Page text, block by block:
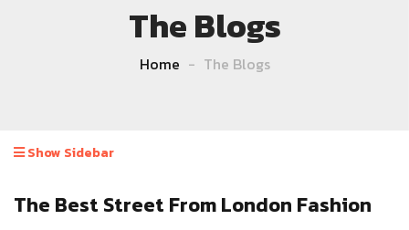
The Blogs
Home The Blogs
Show Sidebar
The Best Street From London Fashion